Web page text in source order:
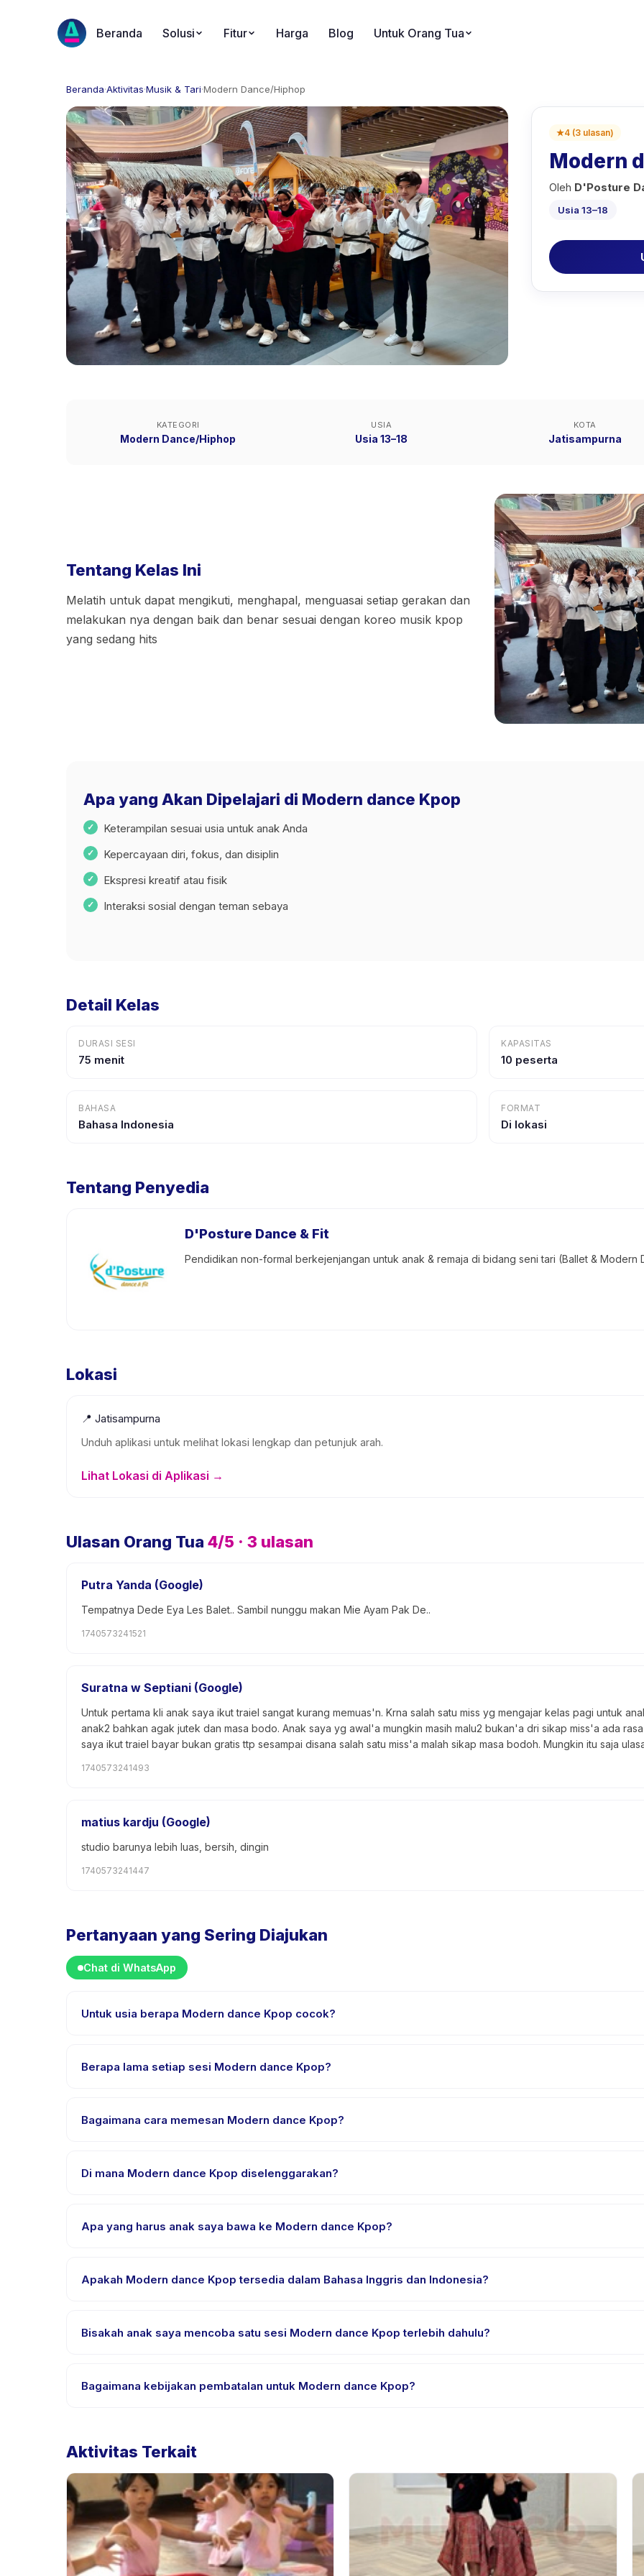
Beranda Solusi Fitur Harga Blog Untuk Orang Tua
Beranda·Aktivitas·Musik & Tari·Modern Dance/Hiphop
★4 (3 ulasan)
Modern
Oleh D'Posture
Usia 13–18
KATEGORI
Modern Dance/Hiphop
USIA
Usia 13–18
KOTA
Jatisampurna
Tentang Kelas Ini
Melatih untuk dapat mengikuti, menghapal, menguasai setiap gerakan dan
melakukan nya dengan baik dan benar sesuai dengan koreo musik kpop
yang sedang hits
Apa yang Akan Dipelajari di Modern dance Kpop
Keterampilan sesuai usia untuk anak Anda
Kepercayaan diri, fokus, dan disiplin
Ekspresi kreatif atau fisik
Interaksi sosial dengan teman sebaya
Detail Kelas
DURASI SESI
75 menit
KAPASITAS
10 peserta
BAHASA
Bahasa Indonesia
FORMAT
Di lokasi
Tentang Penyedia
D'Posture Dance & Fit
Pendidikan non-formal berkejenjangan untuk anak & remaja di bidang seni tari (Ballet &
Lokasi
📍 Jatisampurna
Unduh aplikasi untuk melihat lokasi lengkap dan petunjuk arah.
Lihat Lokasi di Aplikasi →
Ulasan Orang Tua 4/5 · 3 ulasan
Putra Yanda (Google)
Tempatnya Dede Eya Les Balet.. Sambil nunggu makan Mie Ayam Pak De..
1740573241521
Suratna w Septiani (Google)
Untuk pertama kli anak saya ikut traiel sangat kurang memuas'n. Krna salah satu miss yg mengajar kelas pagi untuk
anak2 bahkan agak jutek dan masa bodo. Anak saya yg awal'a mungkin masih malu2 bukan'a dri sikap miss'a ada
saya ikut traiel bayar bukan gratis ttp sesampai disana salah satu miss'a malah sikap masa bodoh. Mungkin itu saja
1740573241493
matius kardju (Google)
studio barunya lebih luas, bersih, dingin
1740573241447
Pertanyaan yang Sering Diajukan
Chat di WhatsApp
Untuk usia berapa Modern dance Kpop cocok?
setiap anak mendapat tantangan yang sesuai.
Berapa lama setiap sesi Modern dance Kpop?
Bagaimana cara memesan Modern dance Kpop?
setelah pembayaran berhasil.
Di mana Modern dance Kpop diselenggarakan?
Apa yang harus anak saya bawa ke Modern dance Kpop?
Apakah Modern dance Kpop tersedia dalam Bahasa Inggris dan Indonesia?
bahasa yang didukung.
Bisakah anak saya mencoba satu sesi Modern dance Kpop terlebih dahulu?
Bagaimana kebijakan pembatalan untuk Modern dance Kpop?
Aktivitas Terkait